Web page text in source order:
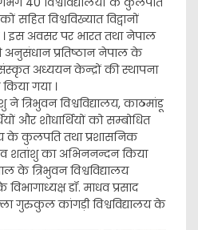
विश्वविख्यात विद्वानों
इस अवसर पर भारत तथा नेपाल
अनुसंधान प्रतिष्ठान नेपाल के
अध्ययन केन्द्रों की स्थापना
गया ।
ने त्रिभुवन विश्वविद्यालय, काठमांडू
और शोधार्थियों को सम्बोधित
के कुलपति तथा प्रशासनिक
शतांशु का अभिननन्दन किया
के त्रिभुवन विश्वविद्यालय
डॉ. माधव प्रसाद
गुरुकुल कांगड़ी विश्वविद्यालय के